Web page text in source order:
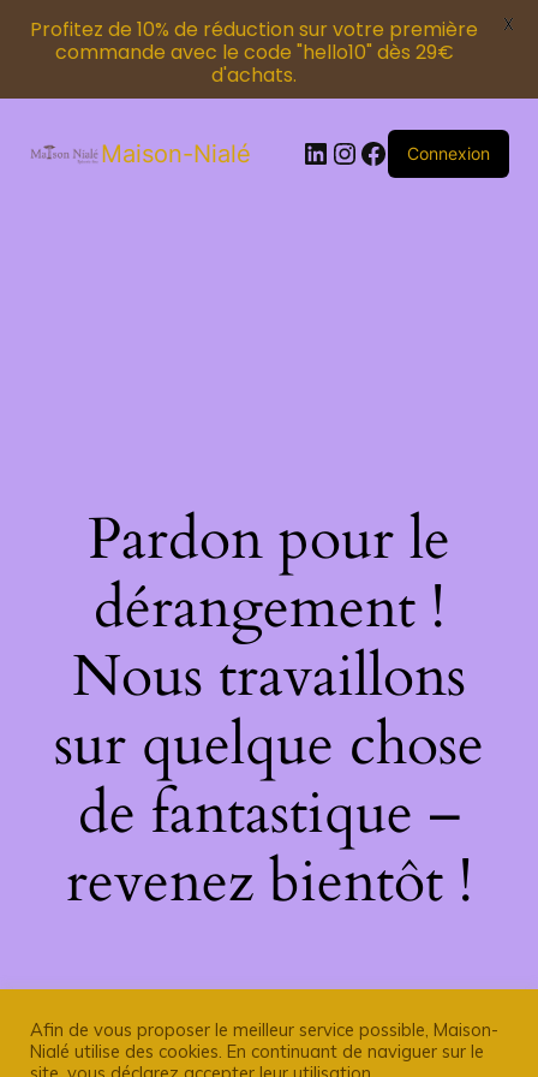
Maison-Nialé Connexion
Pardon pour le
dérangement !
Nous travaillons
sur quelque chose
de fantastique –
revenez bientôt !
Afin de vous proposer le meilleur service possible, Maison-
Nialé utilise des cookies. En continuant de naviguer sur le
Profitez de 10% de réduction sur votre première
commande avec le code "hello10" dès 29€
d'achats.
X